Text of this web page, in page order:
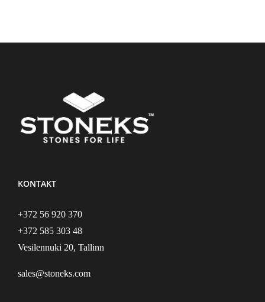
KONTAKT
+372 56 920 370
+372 585 303 48
Vesilennuki 20, Tallinn
sales@stoneks.com